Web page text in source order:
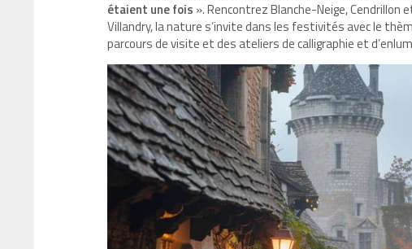
étaient une fois ». Rencontrez Blanche-Neige,
Villandry, la nature s’invite dans les festivités avec le
parcours de visite et des ateliers de calligraphie et